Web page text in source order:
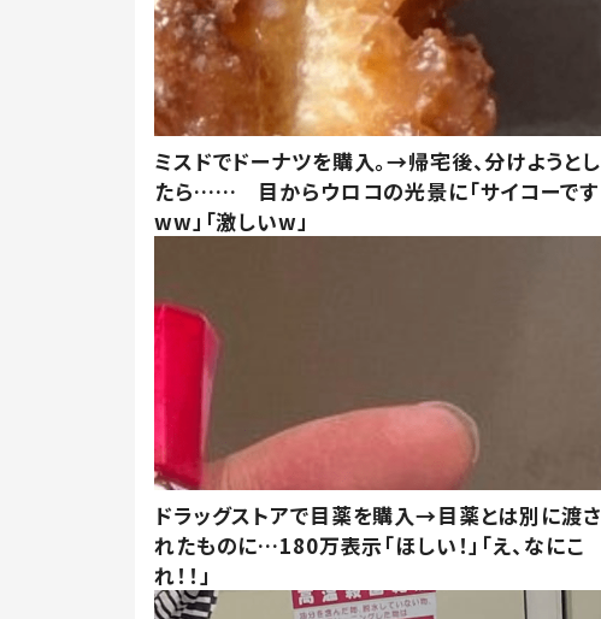
ミスドでドーナツを購入。→帰宅後、分けようとし
たら…… 目からウロコの光景に「サイコーです
ww」「激しいw」
ドラッグストアで目薬を購入→目薬とは別に渡さ
れたものに…180万表示「ほしい！」「え、なにこ
れ！！」